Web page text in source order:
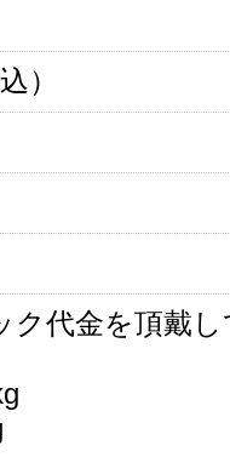
）
ク代金を頂戴